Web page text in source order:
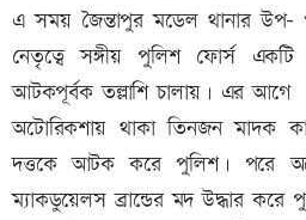
এ সময় জৈন্তাপুর মডেল থানার উপ-
নেতৃত্বে সঙ্গীয় পুলিশ ফোর্স একটি
আটকপূর্বক তল্লাশি চালায়। এর আগে
অটোরিকশায় থাকা তিনজন মাদক
দত্তকে আটক করে পুলিশ। পরে
ম্যাকডুয়েলস ব্রান্ডের মদ উদ্ধার